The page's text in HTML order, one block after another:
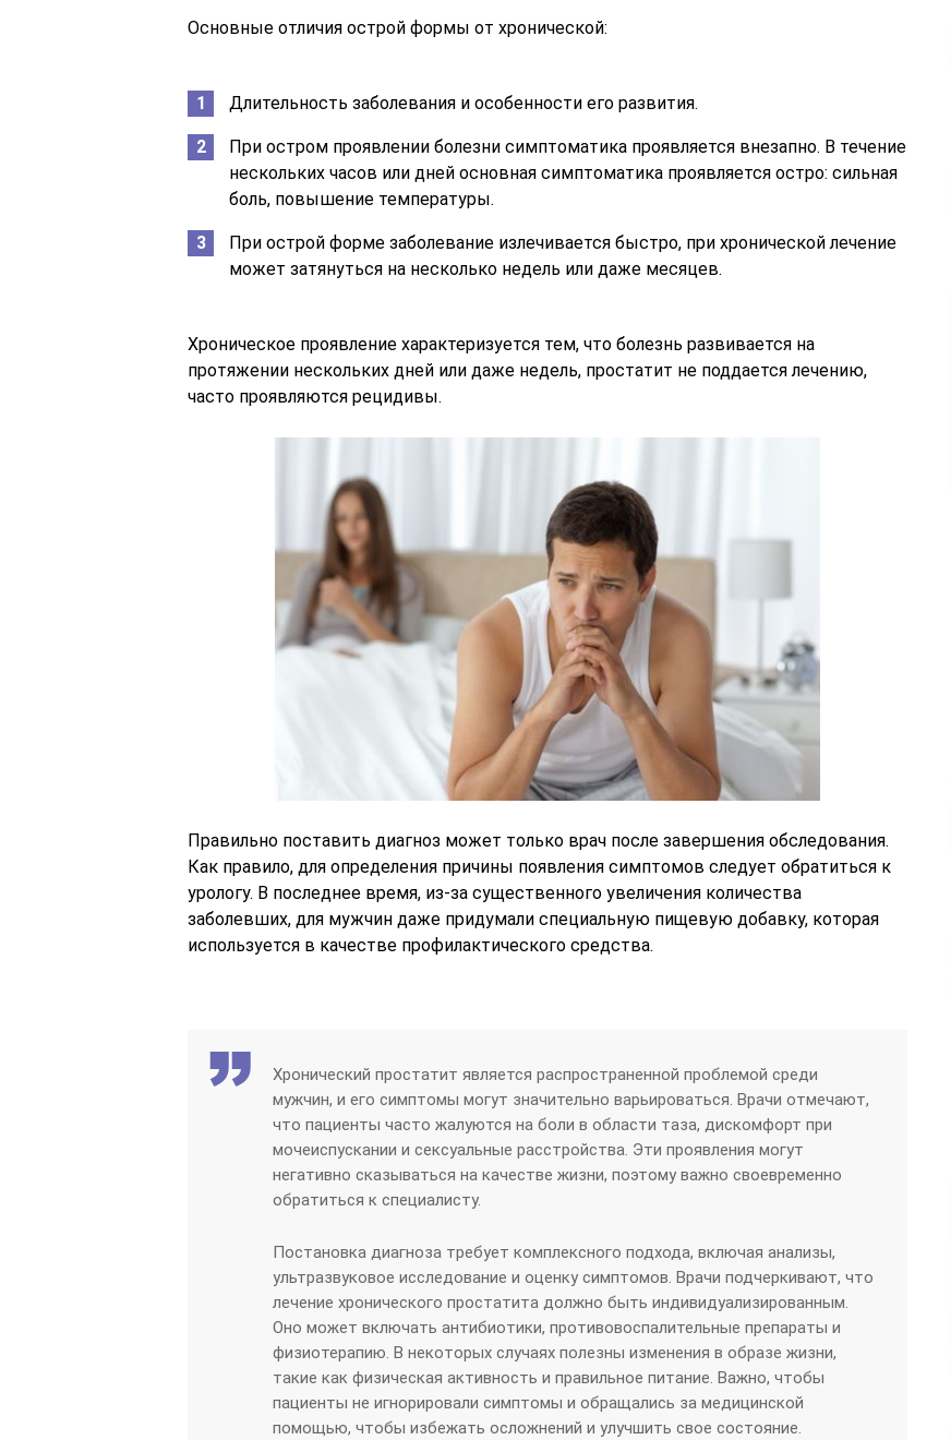
Основные отличия острой формы от хронической:
Длительность заболевания и особенности его развития.
При остром проявлении болезни симптоматика проявляется внезапно. В течение
нескольких часов или дней основная симптоматика проявляется остро: сильная
боль, повышение температуры.
При острой форме заболевание излечивается быстро, при хронической лечение
может затянуться на несколько недель или даже месяцев.
Хроническое проявление характеризуется тем, что болезнь развивается на
протяжении нескольких дней или даже недель, простатит не поддается лечению,
часто проявляются рецидивы.
Правильно поставить диагноз может только врач после завершения обследования.
Как правило, для определения причины появления симптомов следует обратиться к
урологу. В последнее время, из-за существенного увеличения количества
заболевших, для мужчин даже придумали специальную пищевую добавку, которая
используется в качестве профилактического средства.
Хронический простатит является распространенной проблемой среди
мужчин, и его симптомы могут значительно варьироваться. Врачи отмечают,
что пациенты часто жалуются на боли в области таза, дискомфорт при
мочеиспускании и сексуальные расстройства. Эти проявления могут
негативно сказываться на качестве жизни, поэтому важно своевременно
обратиться к специалисту.
Постановка диагноза требует комплексного подхода, включая анализы,
ультразвуковое исследование и оценку симптомов. Врачи подчеркивают, что
лечение хронического простатита должно быть индивидуализированным.
Оно может включать антибиотики, противовоспалительные препараты и
физиотерапию. В некоторых случаях полезны изменения в образе жизни,
такие как физическая активность и правильное питание. Важно, чтобы
пациенты не игнорировали симптомы и обращались за медицинской
помощью, чтобы избежать осложнений и улучшить свое состояние.